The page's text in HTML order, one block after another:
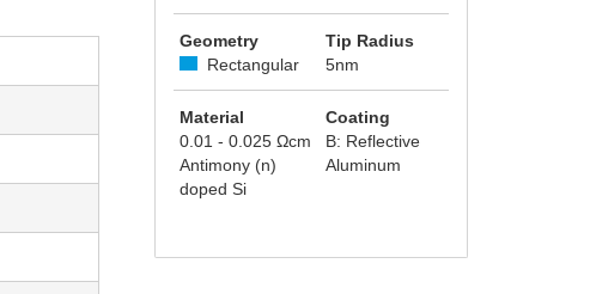
Geometry
Rectangular
Tip Radius
5nm
Material
0.01 - 0.025 Ωcm
Antimony (n)
doped Si
Coating
B: Reflective
Aluminum